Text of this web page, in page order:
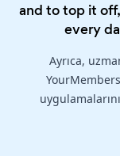
and to top it
every
Ayrıca,